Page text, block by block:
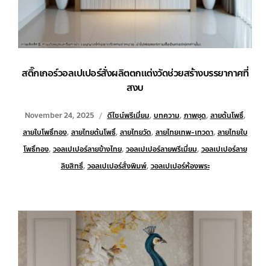
สติ๊กเกอร์วอลเปเปอร์สั่งผลิตตกแต่งวัดช่วยสร้างบรรยากาศที่
สงบ
November 24, 2025 ดีไซน์พรีเมี่ยม, บทความ, ภาพชุด, ลายต้นโพธิ์,
ลายใบโพธิ์ทอง, ลายไทยต้นโพธิ์, ลายไทยวัด, ลายไทยเทพ-เทวดา, ลายไทยใบ
โพธิ์ทอง, วอลเปเปอร์ลายข้างไทย, วอลเปเปอร์ลายพรีเมี่ยม, วอลเปเปอร์ลาย
ลิขสิทธิ์, วอลเปเปอร์สั่งพิมพ์, วอลเปเปอร์ห้องพระ